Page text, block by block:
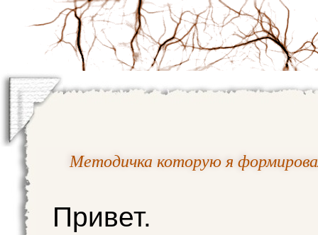
Методичка которую я
Привет.